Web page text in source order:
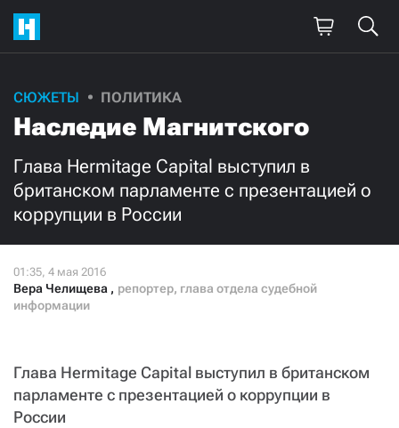
СЮЖЕТЫ ПОЛИТИКА
Наследие Магнитского
Глава Hermitage Capital выступил в
британском парламенте с презентацией о
коррупции в России
Вера Челищева , репортер, глава отдела судебной
информации
Глава Hermitage Capital выступил в британском
парламенте с презентацией о коррупции в
России
Поддержите
нашу работу!
Ежемесячно Разово
3000
500
Нажимая кнопку «Стать соучастником»,
я принимаю
условия и подтверждаю свое гражданство РФ
СТАТЬ СОУЧАСТНИКОМ